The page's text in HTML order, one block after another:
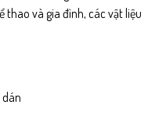
thao và gia đình, các vật liệu